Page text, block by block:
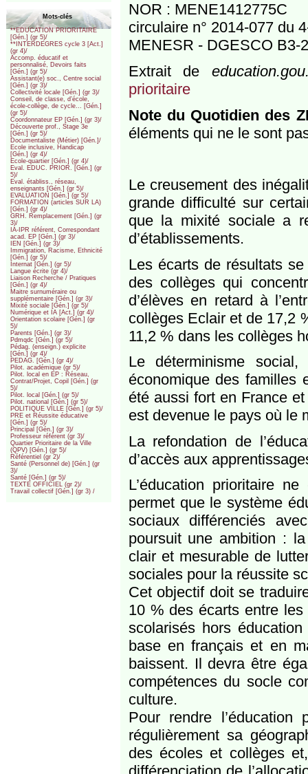
Mots-clés
**EDUCATION PRIORITAIRE
[Gén.] (gr 5)/
**INTERDEGRES cycle 3 [Act.]
(gr 4)/
Accomp. éducatif et
personnalisé, Devoirs faits
[Gén.] (gr 5)/
Assistant(e) soc., Centre social
[Gén.] (gr 3)/
Collectivité locale [Gén.] (gr 3)/
Conseil, de classe, d’école,
école-collège, de cycle... [Gén.]
(gr 5)/
Coordonnateur EP [Gén.] (gr 3)/
Découverte prof., Stage 3e
[Gén.] (gr 5)/
Documentaliste (Métier) [Gén.]/
Ecole inclusive, Handicap
[Gén.] (gr 4)/
Ecole-quartier [Gén.] (gr 4)/
Eval. EDUC. PRIOR. [Gén.] (gr
5)/
Eval. établiss., réseau,
enseignants [Gén.] (gr 5)/
EVALUATION [Gén.] (gr 5)/
FORMATION (articles SUR LA)
[Gén.] (gr 4)/
GRH. Remplacement [Gén.] (gr
3)/
IA-IPR référent, Correspondant
acad. EP [Gén.] (gr 3)/
IEN [Gén.] (gr 3)/
Immigration, Racisme, Ethnicité
[Gén.] (gr 5)/
Internat [Gén.] (gr 5)/
Langue écrite (gr 4)/
Liaison Recherche / Pratiques
[Gén.] (gr 4)/
Maitre surnuméraire ou
supplémentaire [Gén.] (gr 3)/
Mixité sociale [Gén.] (gr 5)/
Numérique et IA [Act.] (gr 4)/
Orientation scolaire [Gén.] (gr
5)/
Parents [Gén.] (gr 3)/
Pdmqdc [Gén.] (gr 5)/
Pédag. (enseign.) explicite
[Gén.] (gr 4)/
PEDAG. [Gén.] (gr 4)/
Pilot. académique (gr 5)/
Pilot. local en EP : Réseau,
Contrat/Projet, Copil [Gén.] (gr
5)/
Pilot. local [Gén.] (gr 5)/
Pilot. national [Gén.] (gr 5)/
POLITIQUE VILLE [Gén.] (gr 5)/
PRE et Réussite éducative
[Gén.] (gr 5)/
Principal [Gén.] (gr 3)/
Professeur référent (gr 3)/
Quartier Prioritaire de la Ville
(QPV) [Gén.] (gr 5)/
Référentiel (gr 2)/
Santé (Personnel de) [Gén.] (gr
3)/
Santé [Gén.] (gr 5)/
TEXTE OFFICIEL (gr 2)/
Travail collectif [Gén.] (gr 3) /
NOR : MENE1412775C
circulaire n° 2014-077 du
MENESR - DGESCO B3-
Extrait de
prioritaire
Note du Quotidien des
éléments qui ne le sont
Le creusement des
grande difficulté sur
que la mixité sociale a
d’établissements.
Les écarts de résultats
des collèges qui
d’élèves en retard à
collèges Eclair et de 17,2
11,2 % dans les collèges
Le déterminisme
économique des familles
été aussi fort en France
est devenue le pays où le
La refondation de
d’accès aux
L’éducation prioritaire
permet que le système
sociaux différenciés
poursuit une ambition :
clair et mesurable de
sociales pour la réussite
Cet objectif doit se
10 % des écarts entre
scolarisés hors
base en français et en
baissent. Il devra être
compétences du socle
culture.
Pour rendre
régulièrement sa
des écoles et collèges